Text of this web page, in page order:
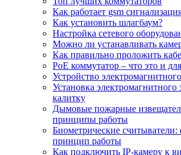
Как работает gsm
Как установить шлагбаум?
Настройка сетевого
Можно ли устанавливать
Как правильно проложить
PoE коммутатор – что это и
Устройство
Установка электромагнитного
калитку
Дымовые пожарные
принципы работы
Биометрические
принцип работы
Как подключить IP-камеру к